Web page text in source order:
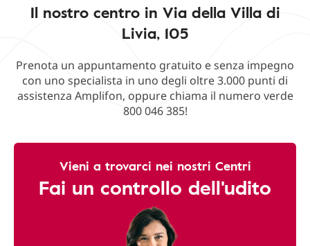
Il nostro centro in Via della Villa di
Livia, 105
Prenota un appuntamento gratuito e senza impegno
con uno specialista in uno degli oltre 3.000 punti di
assistenza Amplifon, oppure chiama il numero verde
800 046 385!
Vieni a trovarci nei nostri Centri
Fai un controllo dell'udito